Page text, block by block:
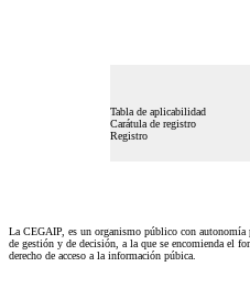
Tabla de aplicabilidad
Carátula de registro
Registro
La CEGAIP, es un organismo público con autonomía
de gestión y de decisión, a la que se encomienda el
derecho de acceso a la información púbica.